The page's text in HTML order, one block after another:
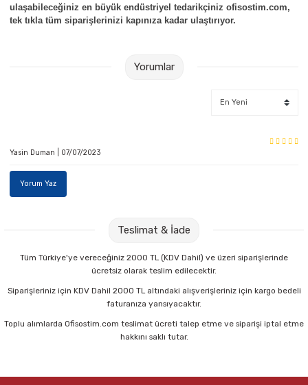
ulaşabileceğiniz en büyük endüstriyel tedarikçiniz ofisostim.com,
tek tıkla tüm siparişlerinizi kapınıza kadar ulaştırıyor.
Yorumlar
Yasin Duman | 07/07/2023
Yorum Yaz
Teslimat & İade
Tüm Türkiye'ye vereceğiniz 2000 TL (KDV Dahil) ve üzeri siparişlerinde
ücretsiz olarak teslim edilecektir.
Siparişleriniz için KDV Dahil 2000 TL altındaki alışverişleriniz için kargo bedeli
faturanıza yansıyacaktır.
Toplu alımlarda Ofisostim.com teslimat ücreti talep etme ve siparişi iptal etme
hakkını saklı tutar.